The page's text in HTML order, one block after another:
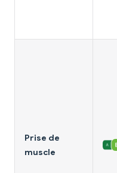
Prise de
muscle